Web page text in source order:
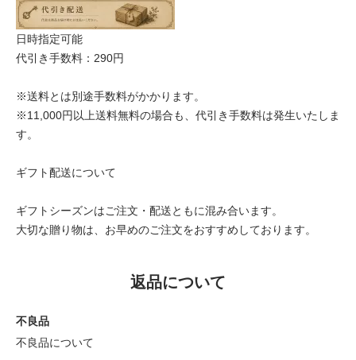
日時指定可能
代引き手数料：290円
※送料とは別途手数料がかかります。
※11,000円以上送料無料の場合も、代引き手数料は発生いたしま
す。
ギフト配送について
ギフトシーズンはご注文・配送ともに混み合います。
大切な贈り物は、お早めのご注文をおすすめしております。
返品について
不良品
不良品について